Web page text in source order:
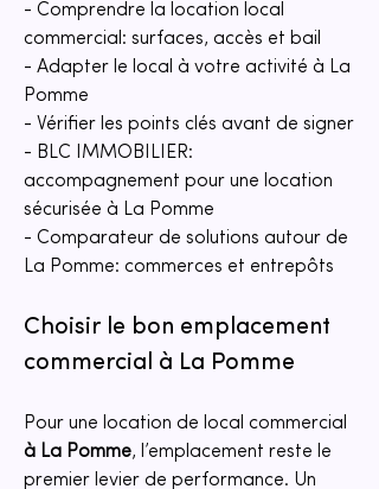
- Comprendre la location local
commercial: surfaces, accès et bail
- Adapter le local à votre activité à La
Pomme
- Vérifier les points clés avant de signer
- BLC IMMOBILIER:
accompagnement pour une location
sécurisée à La Pomme
- Comparateur de solutions autour de
La Pomme: commerces et entrepôts
Choisir le bon emplacement
commercial à La Pomme
Pour une location de local commercial
à La Pomme, l’emplacement reste le
premier levier de performance. Un